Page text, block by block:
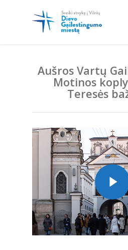
Aušros Vartų
Motinos
Teresės